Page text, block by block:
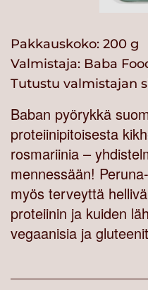
Pakkauskoko: 200 g
Valmistaja: Baba
Tutustu valmistajan
Baban pyörykkä
proteiinipitoisesta
rosmariinia –
mennessään!
myös terveyttä
proteiinin ja kuiden
vegaanisia ja